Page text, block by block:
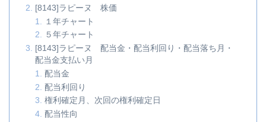
[8143]ラピーヌ 株価
１年チャート
５年チャート
[8143]ラピーヌ 配当金・配当利回り・配当落ち月・
配当金支払い月
配当金
配当利回り
権利確定月、次回の権利確定日
配当性向